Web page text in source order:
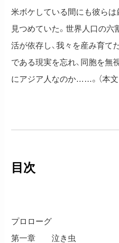
米ボケしている間にも彼ら
見つめていた。世界人口の六
活が依存し、我々を産み育て
である現実を忘れ、同胞を無
にアジア人なのか……。（本文
目次
プロローグ
第一章 泣き虫